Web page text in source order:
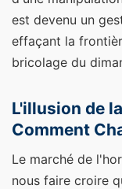
est devenu un
effaçant la
bricolage du
L'illusion de
Comment
Le marché de
nous faire croire